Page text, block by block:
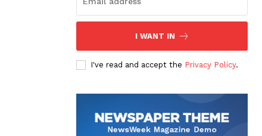
I WANT IN
I've read and accept the Privacy Policy.